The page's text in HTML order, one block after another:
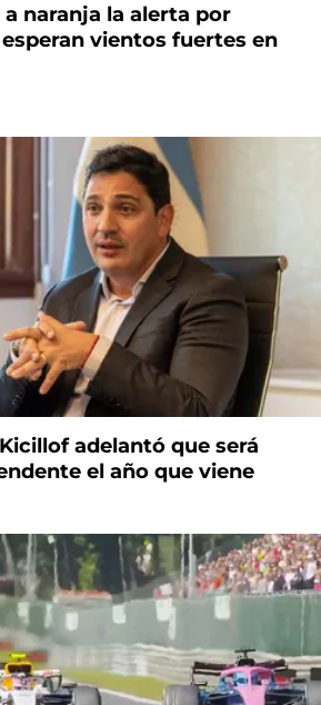
naranja la alerta por
vientos fuertes en
adelantó que será
el año que viene